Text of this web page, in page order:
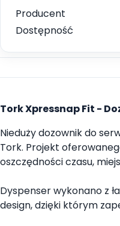
Producent
Dostępność
Tork Xpressnap Fit -
Nieduży dozownik do
Tork. Projekt
oszczędności czasu,
Dyspenser wykonano z
design, dzięki którym